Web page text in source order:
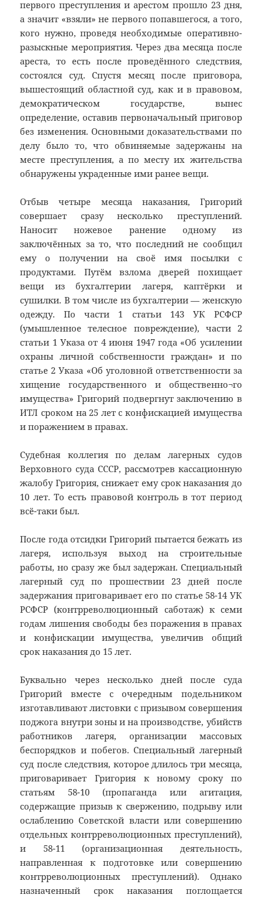
первого преступления и арестом прошло 23 дня,
а значит «взяли» не первого попавшегося, а того,
кого нужно, проведя необходимые оперативно-
разыскные мероприятия. Через два месяца после
ареста, то есть после проведённого следствия,
состоялся суд. Спустя месяц после приговора,
вышестоящий областной суд, как и в правовом,
демократическом государстве, вынес
определение, оставив первоначальный приговор
без изменения. Основными доказательствами по
делу было то, что обвиняемые задержаны на
месте преступления, а по месту их жительства
обнаружены украденные ими ранее вещи.
Отбыв четыре месяца наказания, Григорий
совершает сразу несколько преступлений.
Наносит ножевое ранение одному из
заключённых за то, что последний не сообщил
ему о получении на своё имя посылки с
продуктами. Путём взлома дверей похищает
вещи из бухгалтерии лагеря, каптёрки и
сушилки. В том числе из бухгалтерии — женскую
одежду. По части 1 статьи 143 УК РСФСР
(умышленное телесное повреждение), части 2
статьи 1 Указа от 4 июня 1947 года «Об усилении
охраны личной собственности граждан» и по
статье 2 Указа «Об уголовной ответственности за
хищение государственного и общественно¬го
имущества» Григорий подвергнут заключению в
ИТЛ сроком на 25 лет с конфискацией имущества
и поражением в правах.
Судебная коллегия по делам лагерных судов
Верховного суда СССР, рассмотрев кассационную
жалобу Григория, снижает ему срок наказания до
10 лет. То есть правовой контроль в тот период
всё-таки был.
После года отсидки Григорий пытается бежать из
лагеря, используя выход на строительные
работы, но сразу же был задержан. Специальный
лагерный суд по прошествии 23 дней после
задержания приговаривает его по статье 58-14 УК
РСФСР (контрреволюционный саботаж) к семи
годам лишения свободы без поражения в правах
и конфискации имущества, увеличив общий
срок наказания до 15 лет.
Буквально через несколько дней после суда
Григорий вместе с очередным подельником
изготавливают листовки с призывом совершения
поджога внутри зоны и на производстве, убийств
работников лагеря, организации массовых
беспорядков и побегов. Специальный лагерный
суд после следствия, которое длилось три месяца,
приговаривает Григория к новому сроку по
статьям 58-10 (пропаганда или агитация,
содержащие призыв к свержению, подрыву или
ослаблению Советской власти или совершению
отдельных контрреволюционных преступлений),
и 58-11 (организационная деятельность,
направленная к подготовке или совершению
контрреволюционных преступлений). Однако
назначенный срок наказания поглощается